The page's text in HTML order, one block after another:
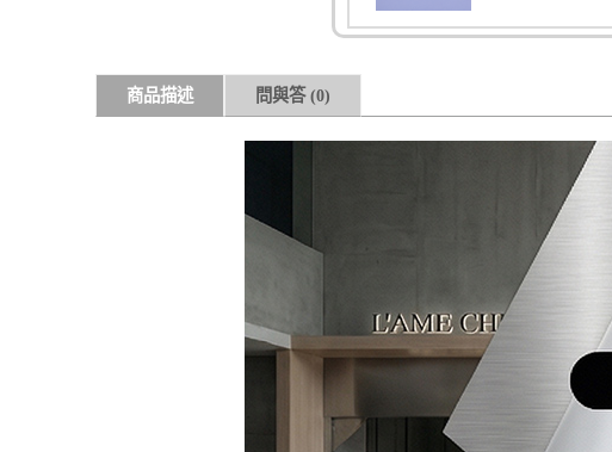
商品描述 問與答(0)